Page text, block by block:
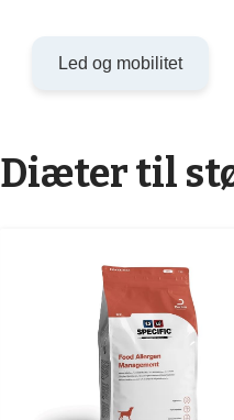
Led og mobilitet
Diæter til